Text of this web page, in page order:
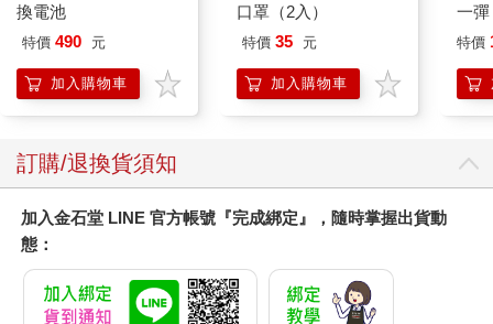
換電池
特價 490 元
加入購物車
口罩（2入）
特價 35 元
加入購物車
一彈
特價
訂購/退換貨須知
加入金石堂 LINE 官方帳號『完成綁定』，隨時掌握出貨動
態：